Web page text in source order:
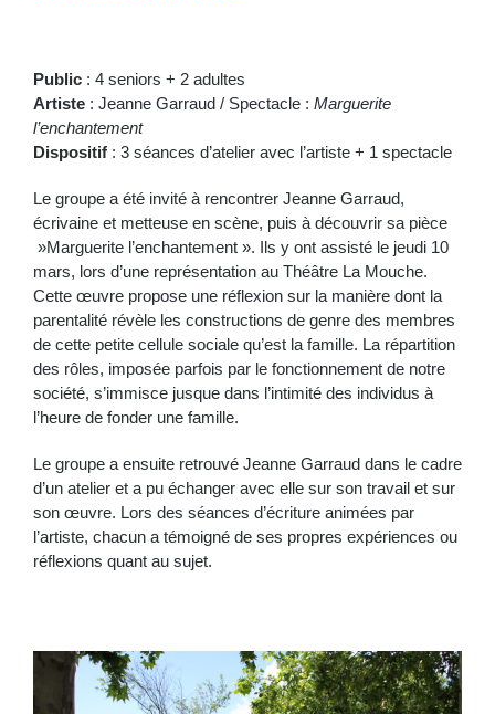
Public: 4 seniors + 2 adultes
Artiste: Jeanne Garraud / Spectacle : Marguerite
l’enchantement
Dispositif: 3 séances d’atelier avec l’artiste + 1 spectacle
Le groupe a été invité à rencontrer Jeanne Garraud,
écrivaine et metteuse en scène, puis à découvrir sa pièce
»Marguerite l’enchantement ». Ils y ont assisté le jeudi 10
mars, lors d’une représentation au Théâtre La Mouche.
Cette œuvre propose une réflexion sur la manière dont la
parentalité révèle les constructions de genre des membres
de cette petite cellule sociale qu’est la famille. La répartition
des rôles, imposée parfois par le fonctionnement de notre
société, s’immisce jusque dans l’intimité des individus à
l’heure de fonder une famille.
Le groupe a ensuite retrouvé Jeanne Garraud dans le cadre
d’un atelier et a pu échanger avec elle sur son travail et sur
son œuvre. Lors des séances d’écriture animées par
l’artiste, chacun a témoigné de ses propres expériences ou
réflexions quant au sujet.